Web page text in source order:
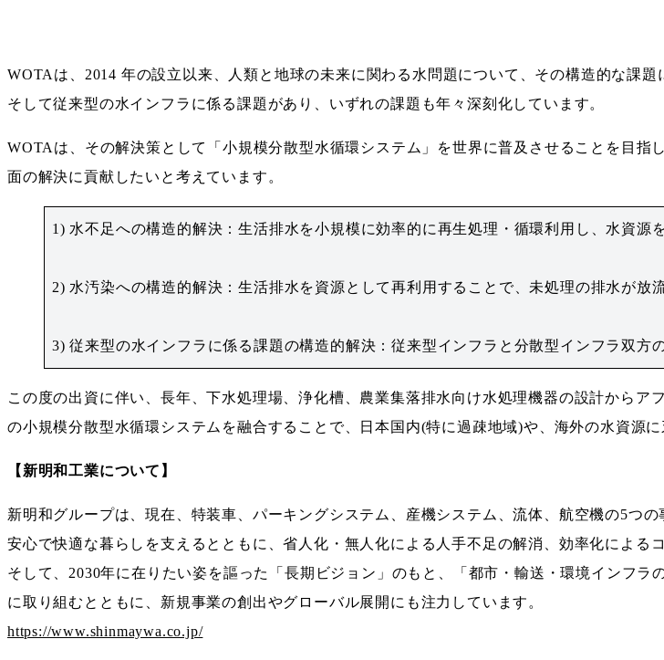
WOTAは、2014 年の設立以来、人類と地球の未来に関わる水問題について、その構造的な課
そして従来型の水インフラに係る課題があり、いずれの課題も年々深刻化しています。
WOTAは、その解決策として「小規模分散型水循環システム」を世界に普及させることを目
面の解決に貢献したいと考えています。
1) 水不足への構造的解決：生活排水を小規模に効率的に再生処理・循環利用し、水資源
2) 水汚染への構造的解決：生活排水を資源として再利用することで、未処理の排水が
3) 従来型の水インフラに係る課題の構造的解決：従来型インフラと分散型インフラ双
この度の出資に伴い、長年、下水処理場、浄化槽、農業集落排水向け水処理機器の設計から
の小規模分散型水循環システムを融合することで、日本国内(特に過疎地域)や、海外の水資源
【新明和工業について】
新明和グループは、現在、特装車、パーキングシステム、産機システム、流体、航空機の5つ
安心で快適な暮らしを支えるとともに、省人化・無人化による人手不足の解消、効率化による
そして、2030年に在りたい姿を謳った「長期ビジョン」のもと、「都市・輸送・環境インフ
に取り組むとともに、新規事業の創出やグローバル展開にも注力しています。
https://www.shinmaywa.co.jp/